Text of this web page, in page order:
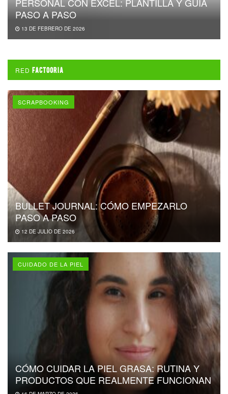
PASO A PASO
13 DE FEBRERO DE 2026
RED FACTOORIA
SCRAPBOOKING
BULLET JOURNAL: CÓMO EMPEZARLO
PASO A PASO
12 DE JULIO DE 2026
CUIDADO DE LA PIEL
CÓMO CUIDAR LA PIEL GRASA: RUTINA Y
PRODUCTOS QUE REALMENTE FUNCIONAN